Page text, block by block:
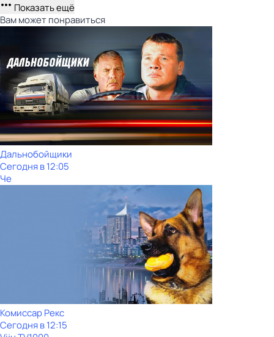
Показать ещё
Вам может понравиться
Дальнобойщики
Сегодня в 12:05
Че
Комиссар Рекс
Сегодня в 12:15